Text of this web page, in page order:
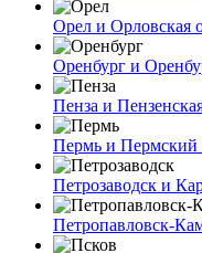
Орел и Орловская
Оренбург и
Пенза и
Пермь и Пермский
Петрозаводск и
Петропавловск-